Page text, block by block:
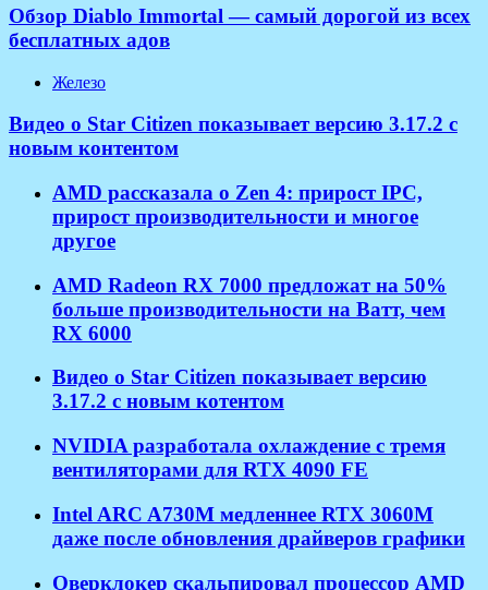
Обзор Diablo Immortal — самый дорогой из всех
бесплатных адов
Железо
Видео о Star Citizen показывает версию 3.17.2 с
новым контентом
AMD рассказала о Zen 4: прирост IPC,
прирост производительности и многое
другое
AMD Radeon RX 7000 предложат на 50%
больше производительности на Ватт, чем
RX 6000
Видео о Star Citizen показывает версию
3.17.2 с новым котентом
NVIDIA разработала охлаждение с тремя
вентиляторами для RTX 4090 FE
Intel ARC A730M медленнее RTX 3060M
даже после обновления драйверов графики
Оверклокер скальпировал процессор AMD